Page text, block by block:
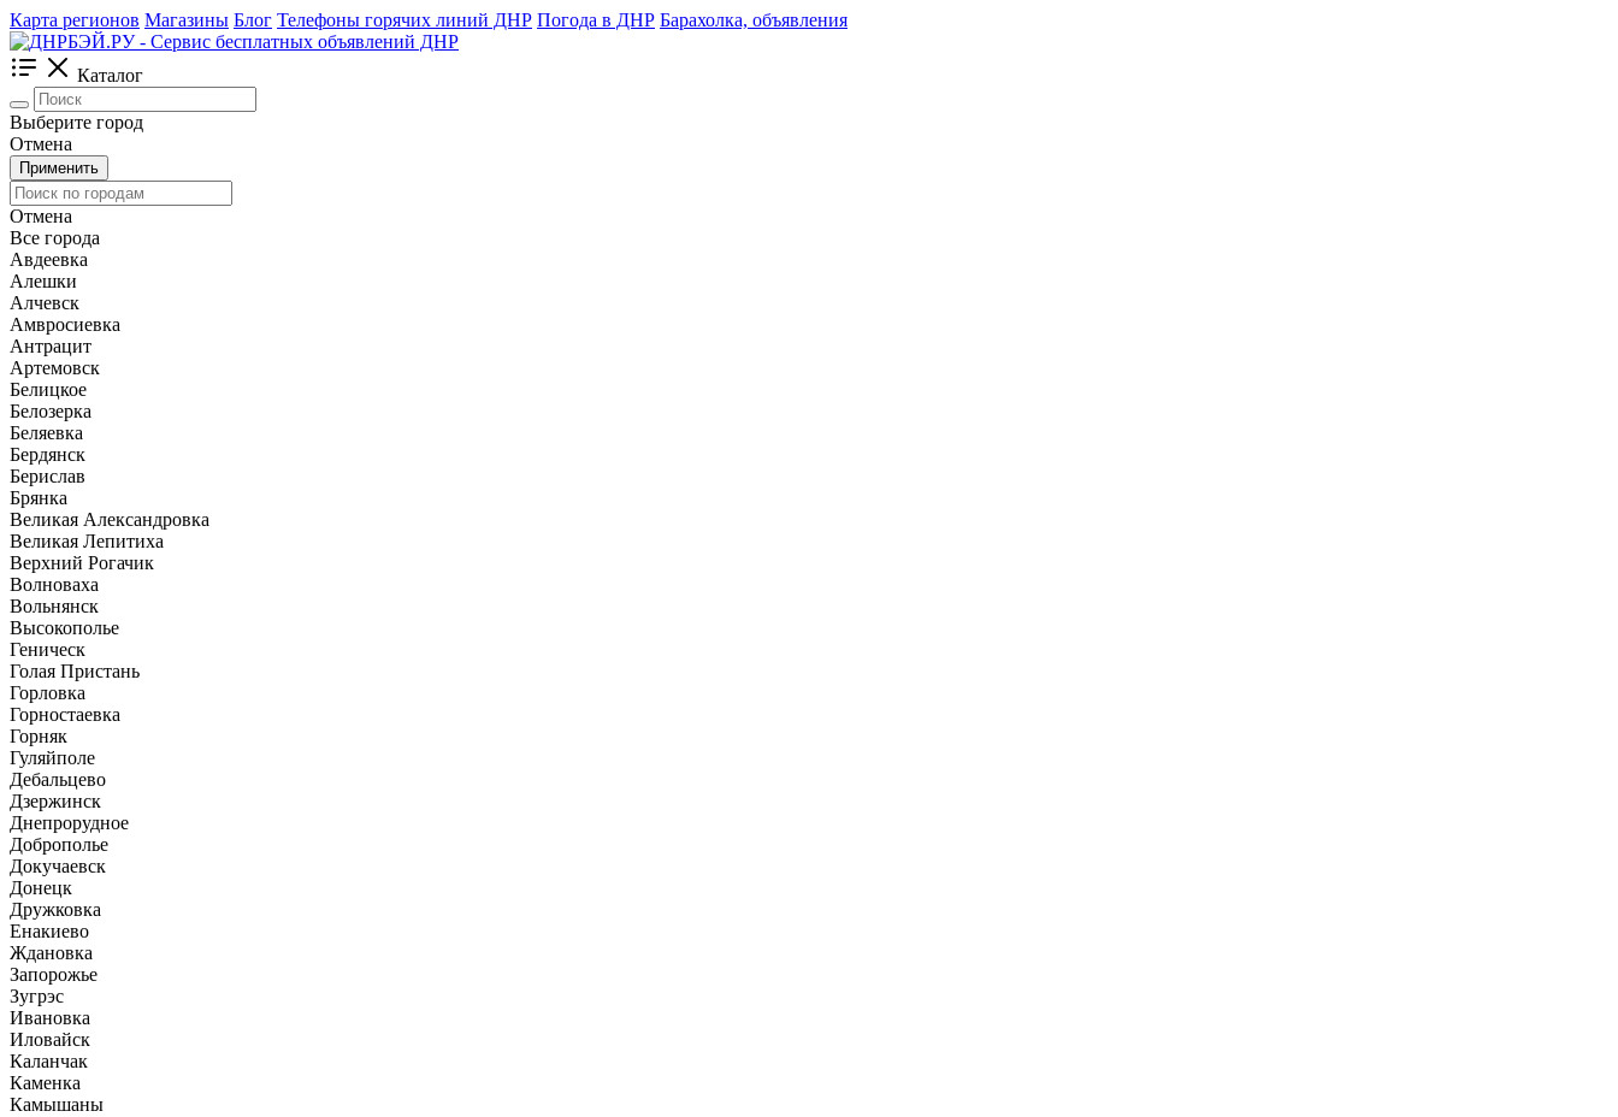
Карта регионов Магазины Блог Телефоны горячих линий ДНР Погода в ДНР Барахолка, объявления
Каталог
Выберите город
Отмена
Применить
Отмена
Все города
Авдеевка
Алешки
Алчевск
Амвросиевка
Антрацит
Артемовск
Белицкое
Белозерка
Беляевка
Бердянск
Берислав
Брянка
Великая Александровка
Великая Лепитиха
Верхний Рогачик
Волноваха
Вольнянск
Высокополье
Геническ
Голая Пристань
Горловка
Горностаевка
Горняк
Гуляйполе
Дебальцево
Дзержинск
Днепрорудное
Доброполье
Докучаевск
Донецк
Дружковка
Енакиево
Ждановка
Запорожье
Зугрэс
Ивановка
Иловайск
Каланчак
Каменка
Камышаны